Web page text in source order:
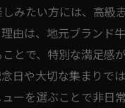
みたい方には、高級
由は、地元ブランド
とで、特別な満足感
日や大切な集まりで
ーを選ぶことで非日